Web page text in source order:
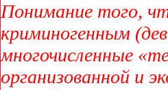
Понимание того,
криминогенным
многочисленные
организованной и